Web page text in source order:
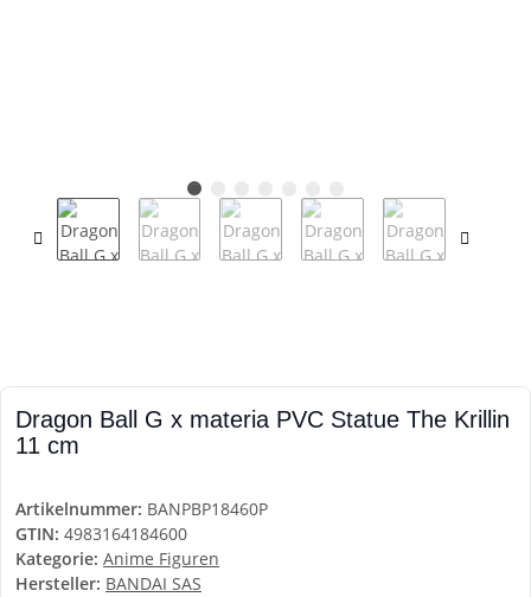
Dragon Ball G x materia PVC Statue The Krillin
11 cm
Artikelnummer: BANPBP18460P
GTIN: 4983164184600
Kategorie: Anime Figuren
Hersteller: BANDAI SAS